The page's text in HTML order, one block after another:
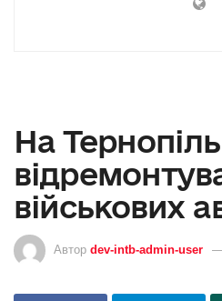
На
військових
Автор dev-intb-admin-user